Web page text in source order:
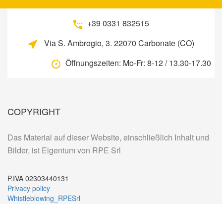
+39 0331 832515
Via S. Ambrogio, 3. 22070 Carbonate (CO)
Öffnungszeiten: Mo-Fr: 8-12 / 13.30-17.30
COPYRIGHT
Das Material auf dieser Website, einschließlich Inhalt und
Bilder, ist Eigentum von RPE Srl
P.IVA 02303440131
Privacy policy
Whistleblowing_RPESrl